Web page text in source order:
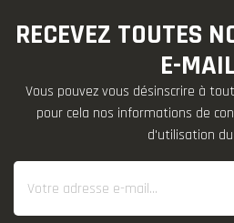
RECEVEZ TOUTES
E-
Vous pouvez vous désinscrire à
pour cela nos informations de
d'utilisation